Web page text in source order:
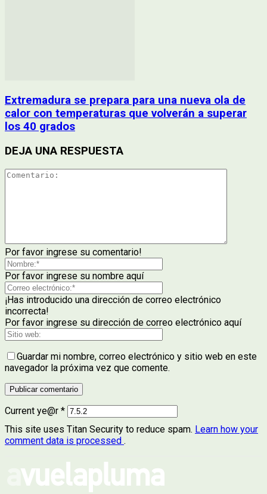
Extremadura se prepara para una nueva ola de
calor con temperaturas que volverán a superar
los 40 grados
DEJA UNA RESPUESTA
Por favor ingrese su comentario!
Por favor ingrese su nombre aquí
¡Has introducido una dirección de correo electrónico
incorrecta!
Por favor ingrese su dirección de correo electrónico aquí
Guardar mi nombre, correo electrónico y sitio web en este
navegador la próxima vez que comente.
Current ye@r *
This site uses Titan Security to reduce spam. Learn how your
comment data is processed .